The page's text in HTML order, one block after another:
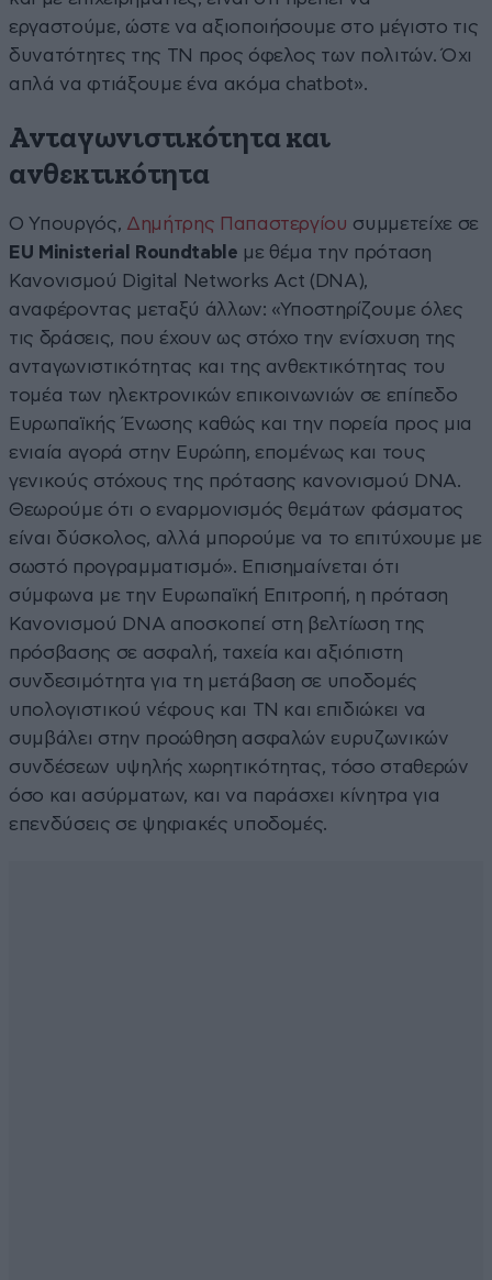
εργαστούμε, ώστε να αξιοποιήσουμε στο μέγιστο τις
δυνατότητες της ΤΝ προς όφελος των πολιτών. Όχι
απλά να φτιάξουμε ένα ακόμα chatbot».
Ανταγωνιστικότητα και
ανθεκτικότητα
Ο Υπουργός, Δημήτρης Παπαστεργίου συμμετείχε σε
EU Ministerial Roundtable με θέμα την πρόταση
Κανονισμού Digital Networks Act (DNA),
αναφέροντας μεταξύ άλλων: «Υποστηρίζουμε όλες
τις δράσεις, που έχουν ως στόχο την ενίσχυση της
ανταγωνιστικότητας και της ανθεκτικότητας του
τομέα των ηλεκτρονικών επικοινωνιών σε επίπεδο
Ευρωπαϊκής Ένωσης καθώς και την πορεία προς μια
ενιαία αγορά στην Ευρώπη, επομένως και τους
γενικούς στόχους της πρότασης κανονισμού DNA.
Θεωρούμε ότι ο εναρμονισμός θεμάτων φάσματος
είναι δύσκολος, αλλά μπορούμε να το επιτύχουμε με
σωστό προγραμματισμό». Επισημαίνεται ότι
σύμφωνα με την Ευρωπαϊκή Επιτροπή, η πρόταση
Κανονισμού DNA αποσκοπεί στη βελτίωση της
πρόσβασης σε ασφαλή, ταχεία και αξιόπιστη
συνδεσιμότητα για τη μετάβαση σε υποδομές
υπολογιστικού νέφους και ΤΝ και επιδιώκει να
συμβάλει στην προώθηση ασφαλών ευρυζωνικών
συνδέσεων υψηλής χωρητικότητας, τόσο σταθερών
όσο και ασύρματων, και να παράσχει κίνητρα για
επενδύσεις σε ψηφιακές υποδομές.